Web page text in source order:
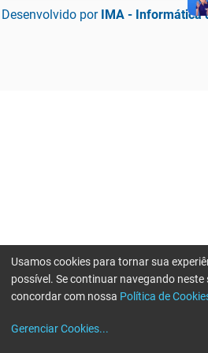
Desenvolvido por IMA - Informática
Usamos cookies para tornar sua
possível. Se continuar navegando neste
concordar com nossa Política de
Gerenciar Cookies...
Erro ao enviar informações, por favor